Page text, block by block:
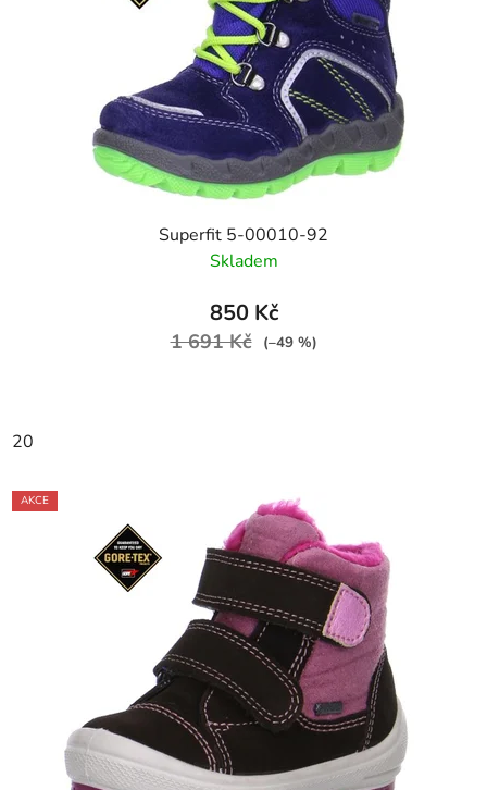
Superfit 5-00010-92
Skladem
850 Kč
1 691 Kč (–49 %)
20
AKCE